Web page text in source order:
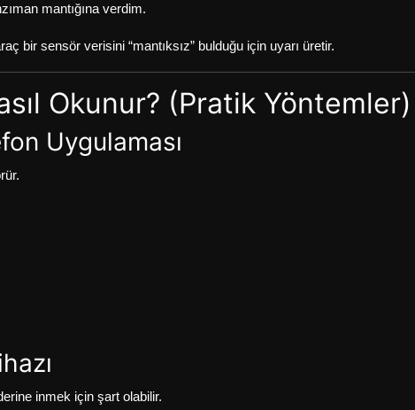
mantığına verdim.
bir sensör verisini “mantıksız” bulduğu için uyarı üretir.
Okunur? (Pratik Yöntemler)
Uygulaması
inmek için şart olabilir.